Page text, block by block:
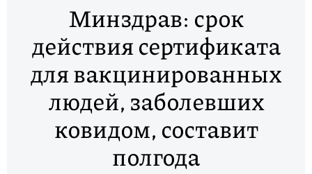
Минздрав: срок
действия сертификата
для вакцинированных
людей, заболевших
ковидом, составит
полгода